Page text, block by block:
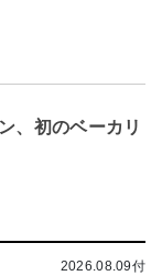
、初のベーカリ
2026.08.09付